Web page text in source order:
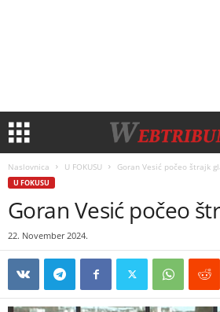
Naslovnica U FOKUSU Goran Vesić počeo štrajk
U FOKUSU
Goran Vesić počeo
22. November 2024.